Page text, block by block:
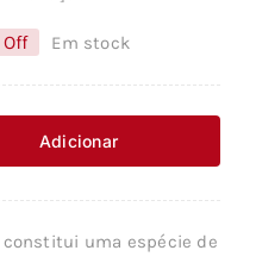
Off Em stock
Adicionar
constitui uma espécie de